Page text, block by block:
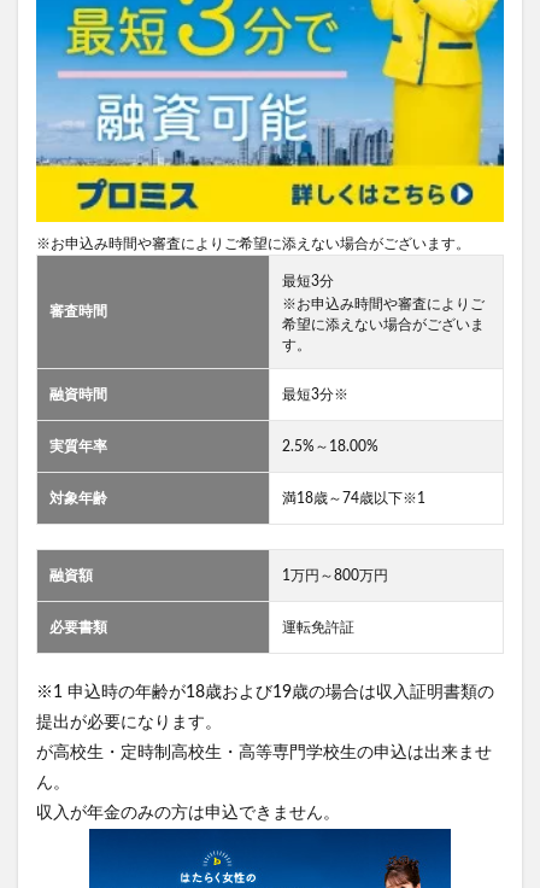
※お申込み時間や審査によりご希望に添えない場合がございます。
審査時間
最短3分
※お申込み時間や審査によりご
希望に添えない場合がございま
す。
融資時間 最短3分※
実質年率 2.5%～18.00%
対象年齢 満18歳～74歳以下※1
融資額 1万円～800万円
必要書類 運転免許証
※1 申込時の年齢が18歳および19歳の場合は収入証明書類の
提出が必要になります。
が高校生・定時制高校生・高等専門学校生の申込は出来ませ
ん。
収入が年金のみの方は申込できません。